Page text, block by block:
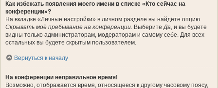
Как избежать появления моего имени в списке «Кто сейчас на
конференции»?
На вкладке «Личные настройки» в личном разделе вы найдёте опцию
Скрывать моё пребывание на конференции. ВыберитеДа, и вы будете
видны только администраторам, модераторам и самому себе. Для всех
остальных вы будете скрытым пользователем.
Вернуться к началу
На конференции неправильное время!
Возможно, отображается время, относящееся к другому часовому поясу,